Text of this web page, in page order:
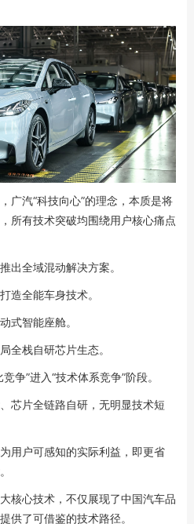
广汽“科技向心”的理念，本质是将
所有技术突破均围绕用户核心痛点
出全域混动解决方案。
造全能车身技术。
式智能座舱。
全栈自研芯片生态。
争”进入“技术体系竞争”阶段。
芯片全链路自研，无明显技术短
用户可感知的实际利益，即更省
核心技术，不仅展现了中国汽车品
供了可借鉴的技术路径。